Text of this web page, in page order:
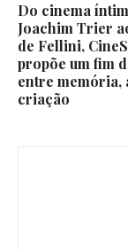
Do cinema
Joachim Trier
de Fellini,
propõe um fim
entre memória,
criação